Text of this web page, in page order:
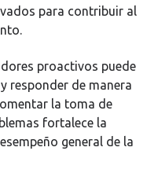
para contribuir al
proactivos puede
responder de manera
la toma de
fortalece la
general de la